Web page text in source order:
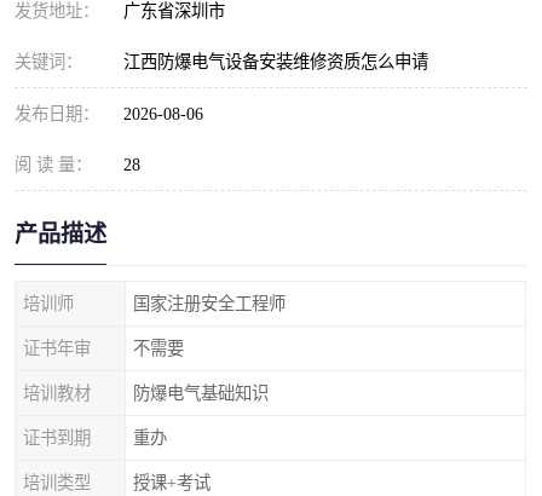
发货地址： 广东省深圳市
关键词： 江西防爆电气设备安装维修资质怎么申请
发布日期： 2026-08-06
阅 读 量： 28
产品描述
培训师 国家注册安全工程师
证书年审 不需要
培训教材 防爆电气基础知识
证书到期 重办
培训类型 授课+考试